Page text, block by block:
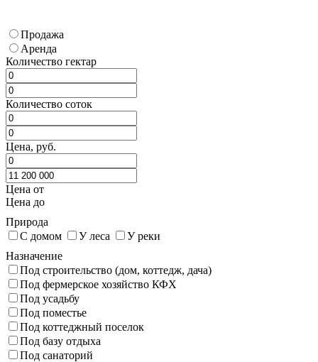
Продажа
Аренда
Количество гектар
Количество соток
Цена, руб.
Цена от
Цена до
Природа
С домом
У леса
У реки
Назначение
Под строительство (дом, коттедж, дача)
Под фермерское хозяйство КФХ
Под усадьбу
Под поместье
Под коттеджный поселок
Под базу отдыха
Под санаторий